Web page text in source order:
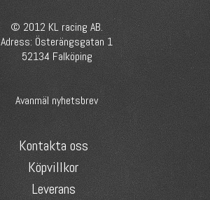
© 2012 KL racing AB.
Adress: Österängsgatan 1
52134 Falköping
Avanmäl nyhetsbrev
Kontakta oss
Köpvillkor
Leverans